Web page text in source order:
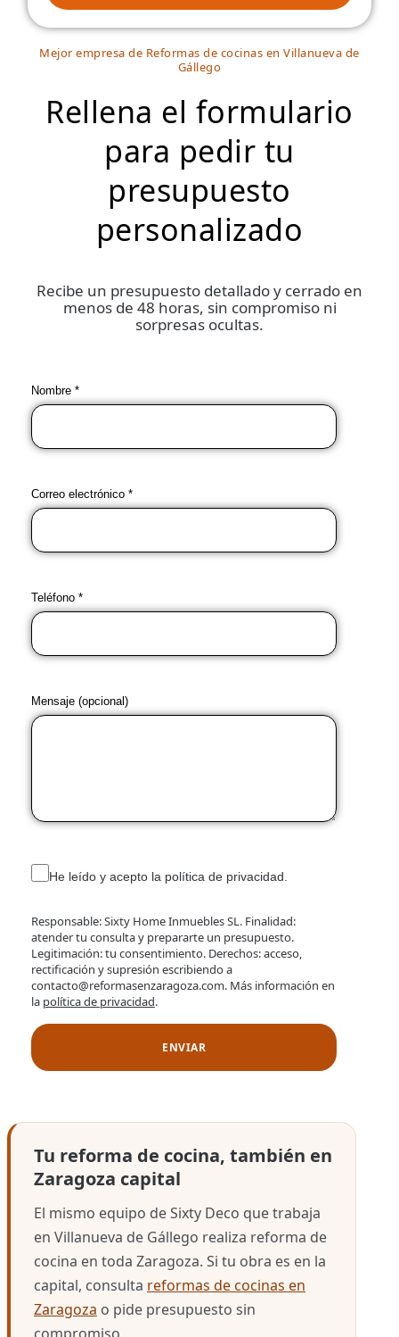
Mejor empresa de Reformas de cocinas en Villanueva de
Gállego
Rellena el formulario
para pedir tu
presupuesto
personalizado
Recibe un presupuesto detallado y cerrado en
menos de 48 horas, sin compromiso ni
sorpresas ocultas.
Nombre *
Correo electrónico *
Teléfono *
Mensaje (opcional)
He leído y acepto la política de privacidad.
Responsable: Sixty Home Inmuebles SL. Finalidad:
atender tu consulta y prepararte un presupuesto.
Legitimación: tu consentimiento. Derechos: acceso,
rectificación y supresión escribiendo a
contacto@reformasenzaragoza.com. Más información en
la política de privacidad.
Tu reforma de cocina, también en
Zaragoza capital
El mismo equipo de Sixty Deco que trabaja
en Villanueva de Gállego realiza reforma de
cocina en toda Zaragoza. Si tu obra es en la
capital, consulta reformas de cocinas en
Zaragoza o pide presupuesto sin